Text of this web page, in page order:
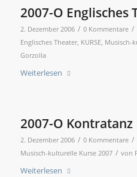
2007-O Englisches
2. Dezember 2006 / 0 Kommentare /
Englisches Theater, KURSE, Musisch-
Gorzolla
Weiterlesen
2007-O Kontratanz
2. Dezember 2006 / 0 Kommentare /
Musisch-kulturelle Kurse 2007 / von
Weiterlesen